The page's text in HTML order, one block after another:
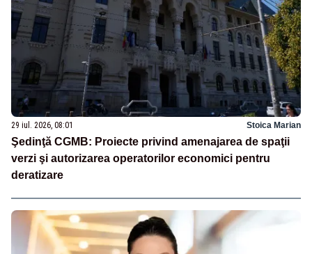
29 iul. 2026, 08:01 Stoica Marian
Şedinţă CGMB: Proiecte privind amenajarea de spaţii
verzi şi autorizarea operatorilor economici pentru
deratizare